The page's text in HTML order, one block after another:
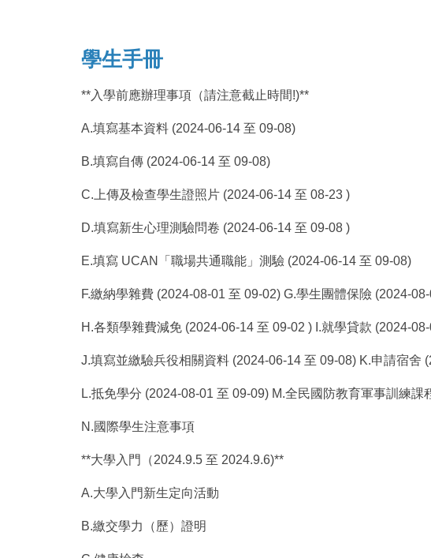
學生手冊
**入學前應辦理事項（請注意截止時間!)**
A.填寫基本資料 (2024-06-14 至 09-08)
B.填寫自傳 (2024-06-14 至 09-08)
C.上傳及檢查學生證照片 (2024-06-14 至 08-23 )
D.填寫新生心理測驗問卷 (2024-06-14 至 09-08 )
E.填寫 UCAN「職場共通職能」測驗 (2024-06-14 至 09-08)
F.繳納學雜費 (2024-08-01 至 09-02) G.學生團體保險 (2024-
H.各類學雜費減免 (2024-06-14 至 09-02 ) I.就學貸款 (2024-
J.填寫並繳驗兵役相關資料 (2024-06-14 至 09-08) K.申請宿舍
L.抵免學分 (2024-08-01 至 09-09) M.全民國防教育軍事訓練課
N.國際學生注意事項
**大學入門（2024.9.5 至 2024.9.6)**
A.大學入門新生定向活動
B.繳交學力（歷）證明